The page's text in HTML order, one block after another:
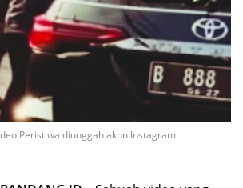
Peristiwa diunggah akun Instagram